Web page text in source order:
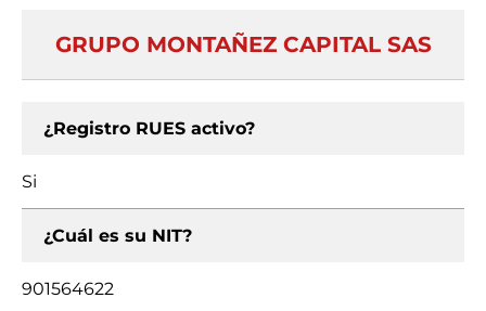
GRUPO MONTAÑEZ CAPITAL SAS
¿Registro RUES activo?
Si
¿Cuál es su NIT?
901564622